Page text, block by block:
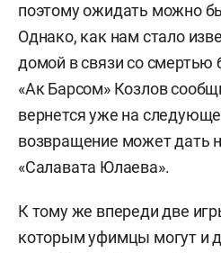
поэтому ожидать можно
Однако, как нам стало
домой в связи со смертью
«Ак Барсом» Козлов
вернется уже на
возвращение может дать
«Салавата Юлаева».
К тому же впереди две
которым уфимцы могут и